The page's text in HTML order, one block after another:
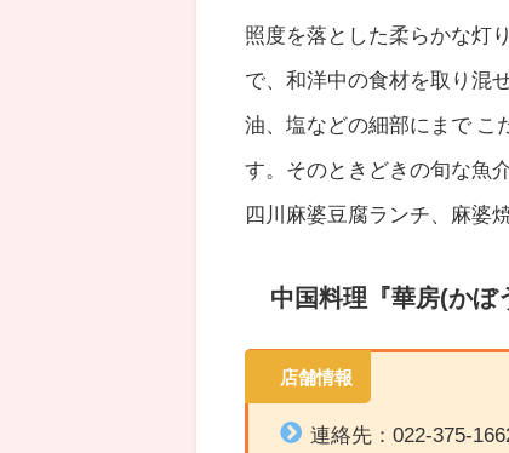
照度を落とした柔らかな灯
で、和洋中の食材を取り混
油、塩などの細部にまで こ
す。そのときどきの旬な魚
四川麻婆豆腐ランチ、麻婆
中国料理 『華房(かぼ
店舗情報
連絡先：022-375-